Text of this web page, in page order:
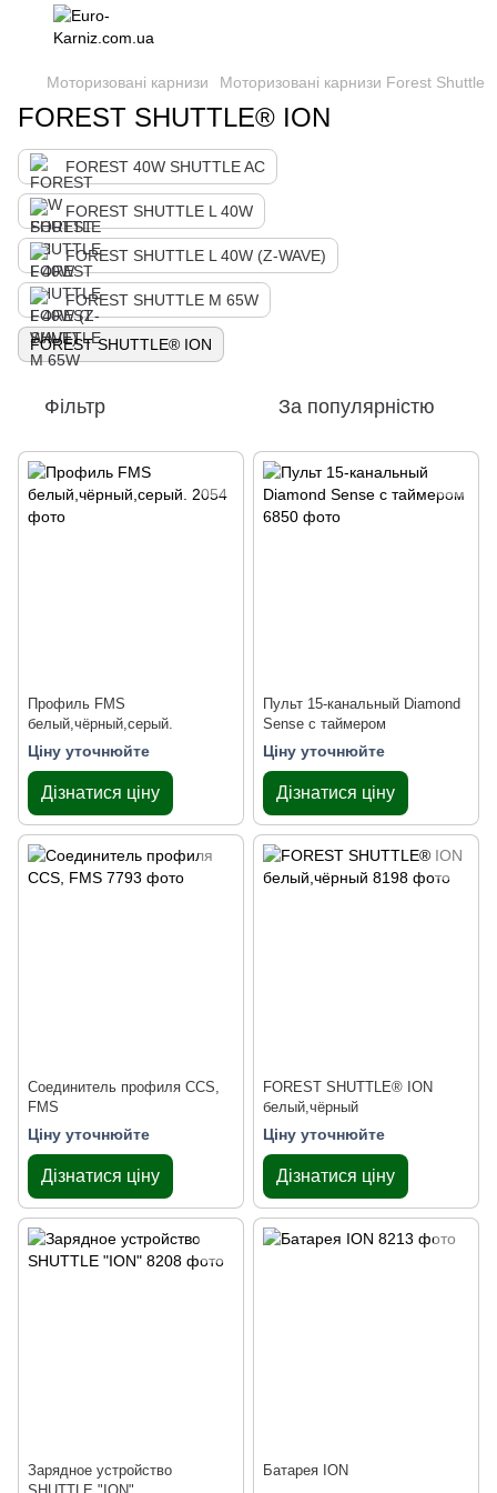
Моторизовані карнизи Моторизовані карнизи Forest Shuttle
FOREST SHUTTLE® ION
FOREST 40W SHUTTLE AC
FOREST SHUTTLE L 40W
FOREST SHUTTLE L 40W (Z-WAVE)
FOREST SHUTTLE M 65W
FOREST SHUTTLE® ION
Фільтр За популярністю
Профиль FMS
белый,чёрный,серый.
Ціну уточнюйте
Дізнатися ціну
Пульт 15-канальный Diamond
Sense с таймером
Ціну уточнюйте
Дізнатися ціну
Соединитель профиля CCS,
FMS
Ціну уточнюйте
Дізнатися ціну
FOREST SHUTTLE® ION
белый,чёрный
Ціну уточнюйте
Дізнатися ціну
Зарядное устройство
Батарея ION